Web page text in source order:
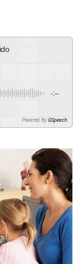
-:--
Powered By GSpeech